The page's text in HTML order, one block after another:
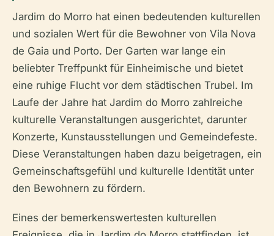
Jardim do Morro hat einen bedeutenden kulturellen
und sozialen Wert für die Bewohner von Vila Nova
de Gaia und Porto. Der Garten war lange ein
beliebter Treffpunkt für Einheimische und bietet
eine ruhige Flucht vor dem städtischen Trubel. Im
Laufe der Jahre hat Jardim do Morro zahlreiche
kulturelle Veranstaltungen ausgerichtet, darunter
Konzerte, Kunstausstellungen und Gemeindefeste.
Diese Veranstaltungen haben dazu beigetragen, ein
Gemeinschaftsgefühl und kulturelle Identität unter
den Bewohnern zu fördern.
Eines der bemerkenswertesten kulturellen